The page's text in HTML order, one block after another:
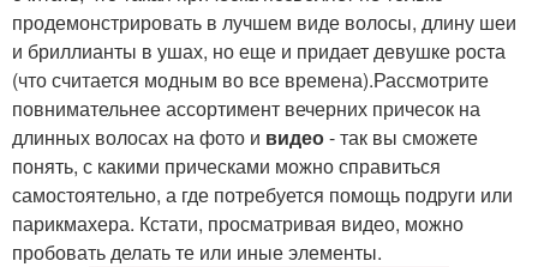
продемонстрировать в лучшем виде волосы, длину шеи
и бриллианты в ушах, но еще и придает девушке роста
(что считается модным во все времена).Рассмотрите
повнимательнее ассортимент вечерних причесок на
длинных волосах на фото и видео- так вы сможете
понять, с какими прическами можно справиться
самостоятельно, а где потребуется помощь подруги или
парикмахера. Кстати, просматривая видео, можно
пробовать делать те или иные элементы.